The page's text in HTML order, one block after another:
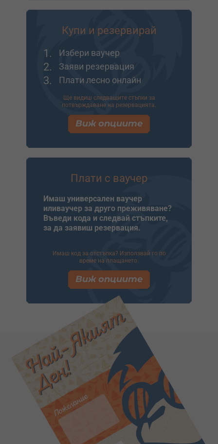
Купи и резервирай
1. Избери ваучер
2. Заяви резервация
3. Плати лесно онлайн
Ще видиш следващите стъпки за
потвърждаване на резервацията.
Виж опциите
Плати с ваучер
Имаш универсален ваучер
иливаучер за друго преживяване?
Въведи кода и следвай стъпките,
за да заявиш резервация.
Имаш код за отстъпка? Използвай го по
време на плащането.
Виж опциите